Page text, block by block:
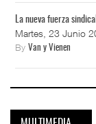
La nueva fuerza
Martes, 23 Junio
By Van y Vienen